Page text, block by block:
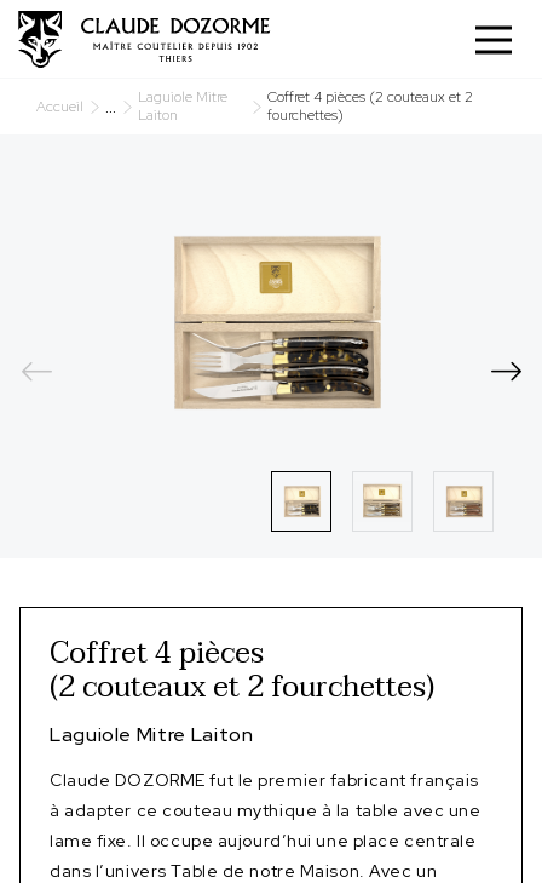
Accueil ...
Laguiole Mitre
Laiton
Coffret 4 pièces (2 couteaux et 2
fourchettes)
Coffret 4 pièces
(2 couteaux et 2 fourchettes)
Laguiole Mitre Laiton
Claude DOZORME fut le premier fabricant français
à adapter ce couteau mythique à la table avec une
lame fixe. Il occupe aujourd’hui une place centrale
dans l’univers Table de notre Maison. Avec un
Panneau de gestion des cookies